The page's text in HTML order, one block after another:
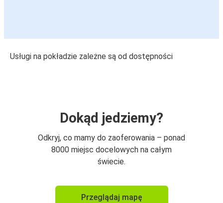
Usługi na pokładzie zależne są od dostępności
Dokąd jedziemy?
Odkryj, co mamy do zaoferowania – ponad
8000 miejsc docelowych na całym
świecie.
Przeglądaj mapę